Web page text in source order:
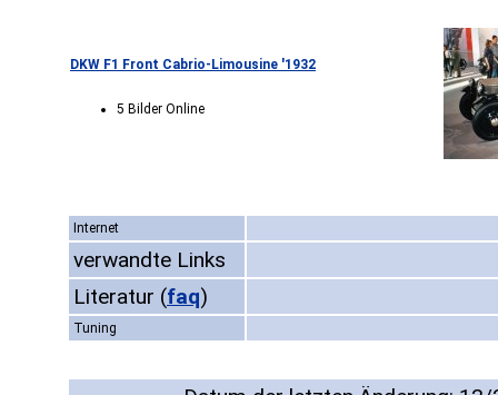
DKW F1 Front Cabrio-Limousine '1932
5 Bilder Online
Internet
verwandte Links
Literatur (faq)
Tuning